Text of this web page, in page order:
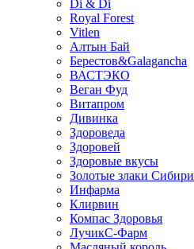
Di & Di
Royal Forest
Vitlen
Алтын Бай
Берестов&Galagancha
ВАСТЭКО
Веган Фуд
Витапром
Дивинка
Здороведа
Здоровей
Здоровые вкусы
Золотые злаки Сибири
Инфарма
Клирвин
Компас Здоровья
ЛучикС-Фарм